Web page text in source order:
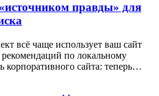
правды» для
всё чаще использует ваш сайт
по локальному
корпоративного сайта: теперь…